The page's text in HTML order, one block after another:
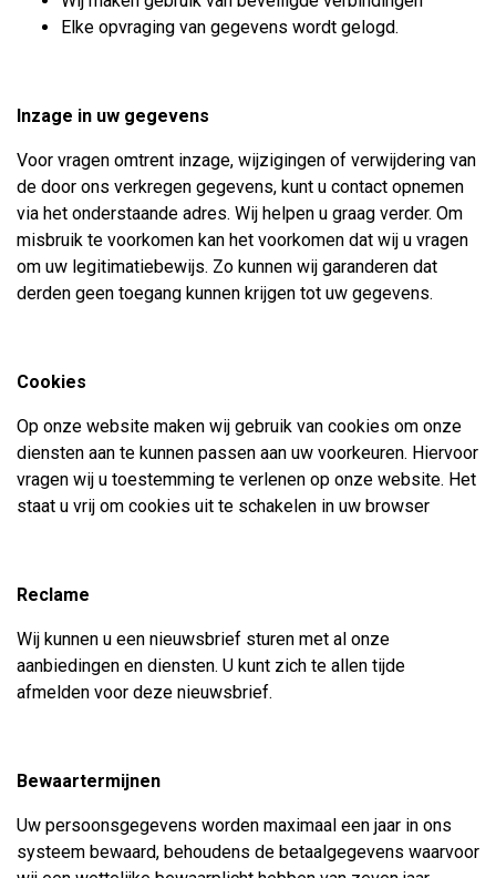
Elke opvraging van gegevens wordt gelogd.
Inzage in uw gegevens
Voor vragen omtrent inzage, wijzigingen of verwijdering van
de door ons verkregen gegevens, kunt u contact opnemen
via het onderstaande adres. Wij helpen u graag verder. Om
misbruik te voorkomen kan het voorkomen dat wij u vragen
om uw legitimatiebewijs. Zo kunnen wij garanderen dat
derden geen toegang kunnen krijgen tot uw gegevens.
Cookies
Op onze website maken wij gebruik van cookies om onze
diensten aan te kunnen passen aan uw voorkeuren. Hiervoor
vragen wij u toestemming te verlenen op onze website. Het
staat u vrij om cookies uit te schakelen in uw browser
Reclame
Wij kunnen u een nieuwsbrief sturen met al onze
aanbiedingen en diensten. U kunt zich te allen tijde
afmelden voor deze nieuwsbrief.
Bewaartermijnen
Uw persoonsgegevens worden maximaal een jaar in ons
systeem bewaard, behoudens de betaalgegevens waarvoor